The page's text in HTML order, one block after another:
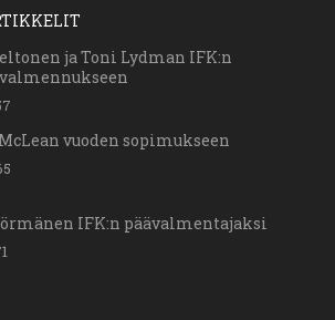
ja Toni Lydman IFK:n
vuoden sopimukseen
IFK:n päävalmentajaksi